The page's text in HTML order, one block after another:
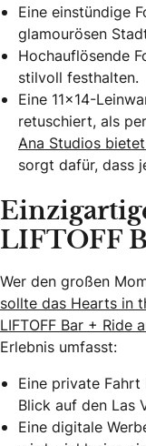
Eine einstündige
glamourösen
Hochauflösende
stilvoll festhalten.
Eine 11×14-
retuschiert, als
Ana Studios
sorgt dafür, dass
LIFTOFF
Wer den großen
sollte das Hearts in
LIFTOFF Bar + Ride
Erlebnis umfasst:
Eine private
Blick auf den Las
Eine digitale